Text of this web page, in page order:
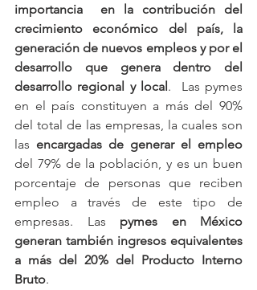
importancia  en la contribución del
crecimiento económico del país, la
generación de nuevos empleos y por el
desarrollo que genera dentro del
desarrollo regional y local.  Las pymes
en el país constituyen a más del 90%
del total de las empresas, la cuales son
las encargadas de generar el empleo
del 79% de la población, y es un buen
porcentaje de personas que reciben
empleo a través de este tipo de
empresas. Las pymes en México
generan también ingresos equivalentes
a más del 20% del Producto Interno
Bruto.